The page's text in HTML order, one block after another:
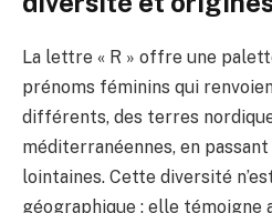
La lettre « R » offre une
prénoms féminins qui
différents, des terres
méditerranéennes, en
lointaines. Cette diversité
géographique : elle témoigne